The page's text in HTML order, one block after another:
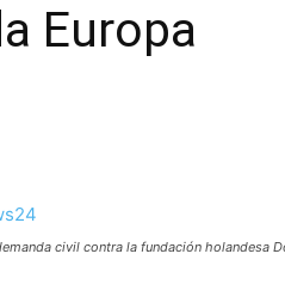
Europa
civil contra la fundación holandesa